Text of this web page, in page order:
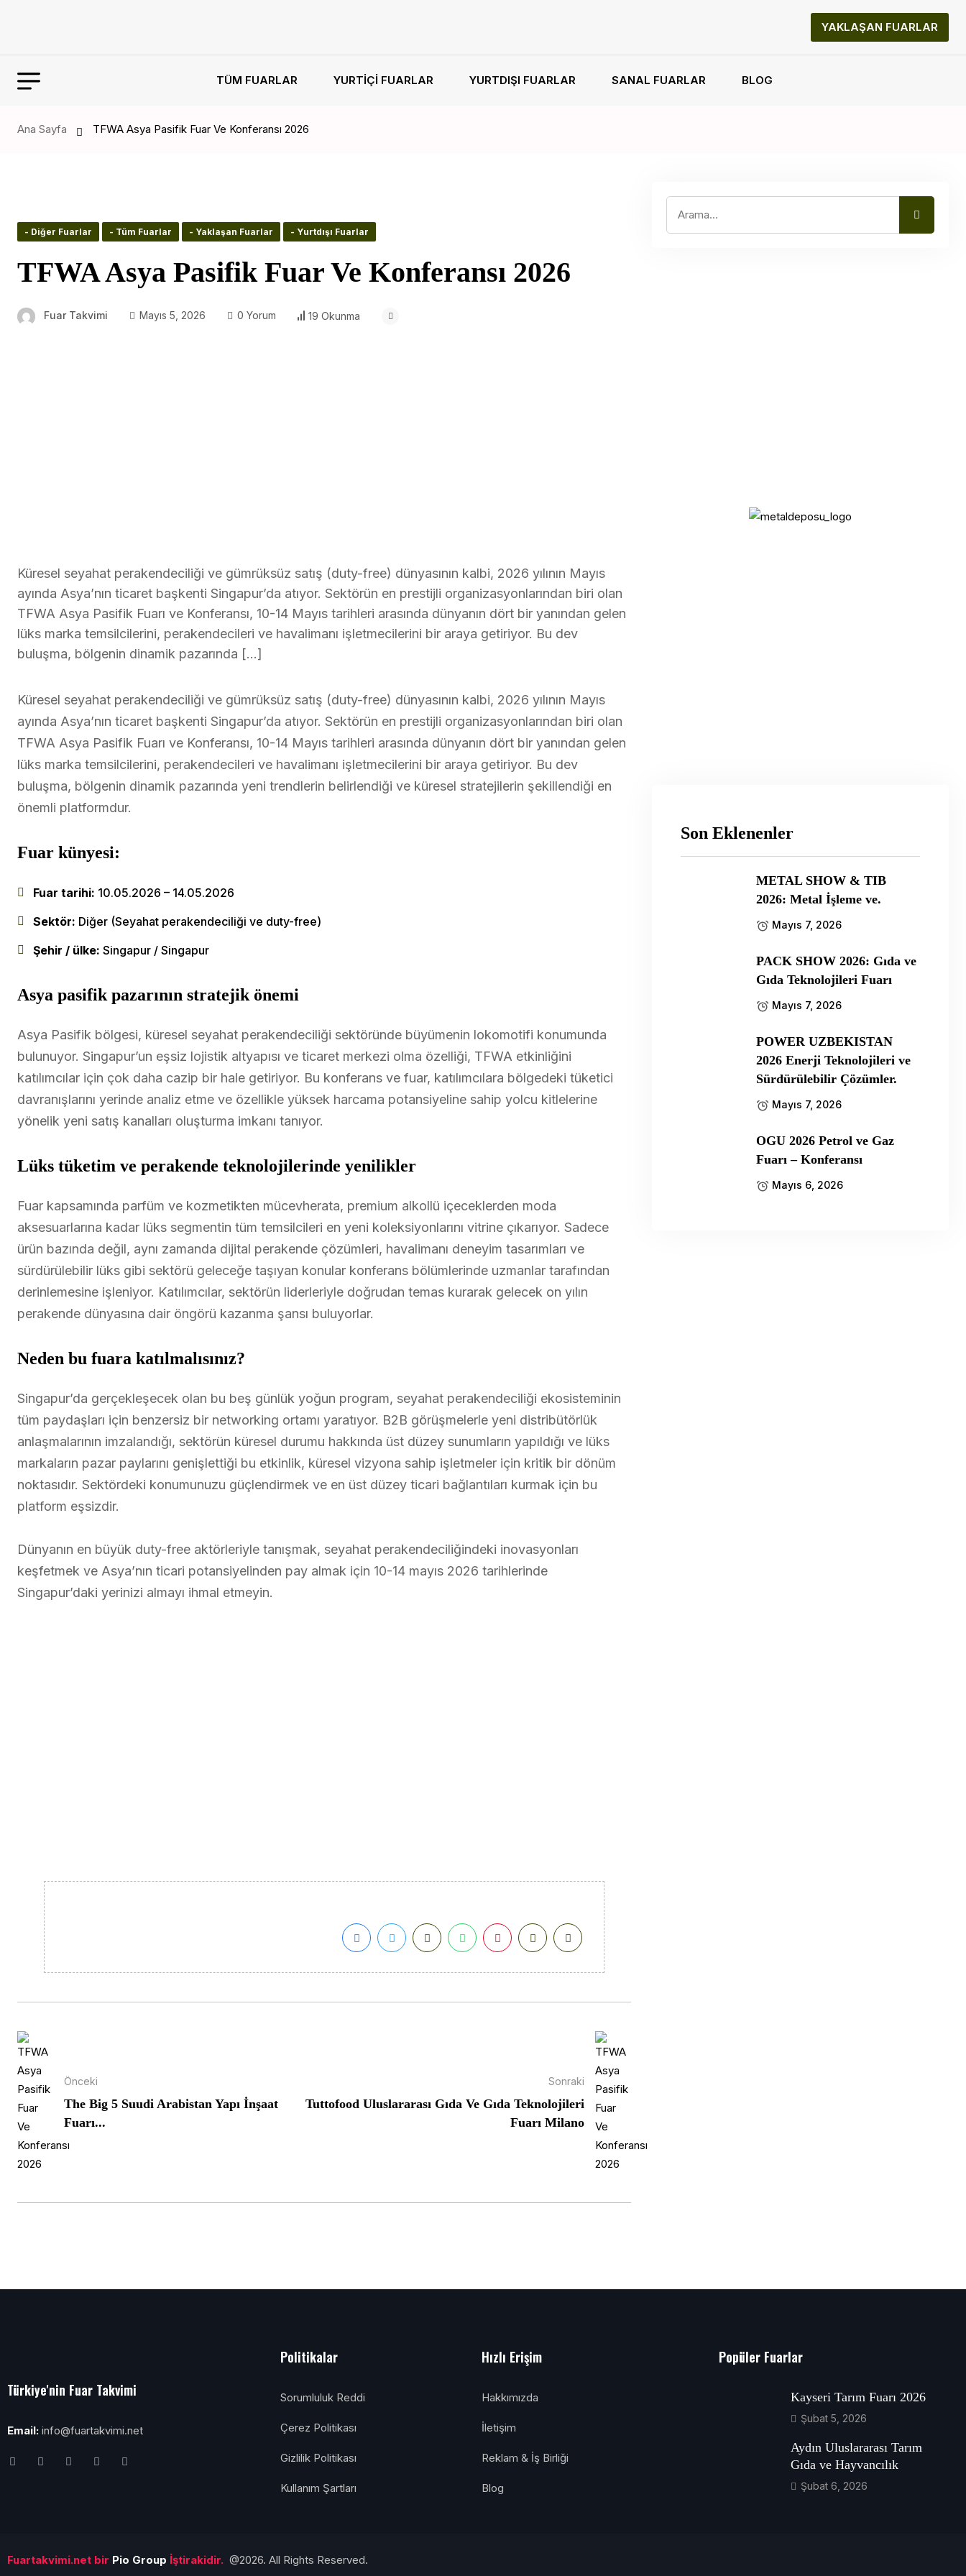
YAKLAŞAN FUARLAR
TÜM FUARLAR YURTIÇI FUARLAR YURTDIŞI FUARLAR SANAL FUARLAR BLOG
Ana Sayfa TFWA Asya Pasifik Fuar Ve Konferansı 2026
- Diğer Fuarlar - Tüm Fuarlar - Yaklaşan Fuarlar - Yurtdışı Fuarlar
TFWA Asya Pasifik Fuar Ve Konferansı 2026
Fuar Takvimi Mayıs 5, 2026 0 Yorum 19 Okunma
Küresel seyahat perakendeciliği ve gümrüksüz satış (duty-free) dünyasının kalbi, 2026 yılının Mayıs
ayında Asya’nın ticaret başkenti Singapur’da atıyor. Sektörün en prestijli organizasyonlarından biri olan
TFWA Asya Pasifik Fuarı ve Konferansı, 10-14 Mayıs tarihleri arasında dünyanın dört bir yanından gelen
lüks marka temsilcilerini, perakendecileri ve havalimanı işletmecilerini bir araya getiriyor. Bu dev
buluşma, bölgenin dinamik pazarında […]
Küresel seyahat perakendeciliği ve gümrüksüz satış (duty-free) dünyasının kalbi, 2026 yılının Mayıs
ayında Asya’nın ticaret başkenti Singapur’da atıyor. Sektörün en prestijli organizasyonlarından biri olan
TFWA Asya Pasifik Fuarı ve Konferansı, 10-14 Mayıs tarihleri arasında dünyanın dört bir yanından gelen
lüks marka temsilcilerini, perakendecileri ve havalimanı işletmecilerini bir araya getiriyor. Bu dev
buluşma, bölgenin dinamik pazarında yeni trendlerin belirlendiği ve küresel stratejilerin şekillendiği en
önemli platformdur.
Fuar künyesi:
Fuar tarihi: 10.05.2026 – 14.05.2026
Sektör: Diğer (Seyahat perakendeciliği ve duty-free)
Şehir / ülke: Singapur / Singapur
Asya pasifik pazarının stratejik önemi
Asya Pasifik bölgesi, küresel seyahat perakendeciliği sektöründe büyümenin lokomotifi konumunda
bulunuyor. Singapur’un eşsiz lojistik altyapısı ve ticaret merkezi olma özelliği, TFWA etkinliğini
katılımcılar için çok daha cazip bir hale getiriyor. Bu konferans ve fuar, katılımcılara bölgedeki tüketici
davranışlarını yerinde analiz etme ve özellikle yüksek harcama potansiyeline sahip yolcu kitlelerine
yönelik yeni satış kanalları oluşturma imkanı tanıyor.
Lüks tüketim ve perakende teknolojilerinde yenilikler
Fuar kapsamında parfüm ve kozmetikten mücevherata, premium alkollü içeceklerden moda
aksesuarlarına kadar lüks segmentin tüm temsilcileri en yeni koleksiyonlarını vitrine çıkarıyor. Sadece
ürün bazında değil, aynı zamanda dijital perakende çözümleri, havalimanı deneyim tasarımları ve
sürdürülebilir lüks gibi sektörü geleceğe taşıyan konular konferans bölümlerinde uzmanlar tarafından
derinlemesine işleniyor. Katılımcılar, sektörün liderleriyle doğrudan temas kurarak gelecek on yılın
perakende dünyasına dair öngörü kazanma şansı buluyorlar.
Neden bu fuara katılmalısınız?
Singapur’da gerçekleşecek olan bu beş günlük yoğun program, seyahat perakendeciliği ekosisteminin
tüm paydaşları için benzersiz bir networking ortamı yaratıyor. B2B görüşmelerle yeni distribütörlük
anlaşmalarının imzalandığı, sektörün küresel durumu hakkında üst düzey sunumların yapıldığı ve lüks
markaların pazar paylarını genişlettiği bu etkinlik, küresel vizyona sahip işletmeler için kritik bir dönüm
noktasıdır. Sektördeki konumunuzu güçlendirmek ve en üst düzey ticari bağlantıları kurmak için bu
platform eşsizdir.
Dünyanın en büyük duty-free aktörleriyle tanışmak, seyahat perakendeciliğindeki inovasyonları
keşfetmek ve Asya’nın ticari potansiyelinden pay almak için 10-14 mayıs 2026 tarihlerinde
Singapur’daki yerinizi almayı ihmal etmeyin.
Önceki
The Big 5 Suudi Arabistan Yapı İnşaat
Fuarı...
Sonraki
Tuttofood Uluslararası Gıda Ve Gıda Teknolojileri
Fuarı Milano
Son Eklenenler
METAL SHOW & TIB
2026: Metal İşleme ve.
Mayıs 7, 2026
PACK SHOW 2026: Gıda ve
Gıda Teknolojileri Fuarı
Mayıs 7, 2026
POWER UZBEKISTAN
2026 Enerji Teknolojileri ve
Sürdürülebilir Çözümler.
Mayıs 7, 2026
OGU 2026 Petrol ve Gaz
Fuarı – Konferansı
Mayıs 6, 2026
Türkiye'nin Fuar Takvimi
Email: info@fuartakvimi.net
Politikalar
Sorumluluk Reddi
Çerez Politikası
Gizlilik Politikası
Kullanım Şartları
Hızlı Erişim
Hakkımızda
İletişim
Reklam & İş Birliği
Blog
Popüler Fuarlar
Kayseri Tarım Fuarı 2026
Şubat 5, 2026
Aydın Uluslararası Tarım
Gıda ve Hayvancılık
Şubat 6, 2026
Fuartakvimi.net bir Pio Group İştirakidir. @2026. All Rights Reserved.